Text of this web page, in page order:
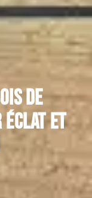
de
éclat et